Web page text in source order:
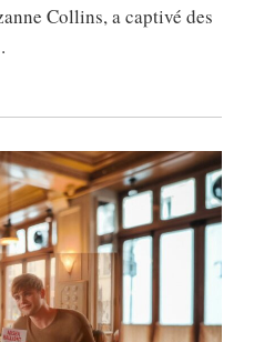
Collins, a captivé des